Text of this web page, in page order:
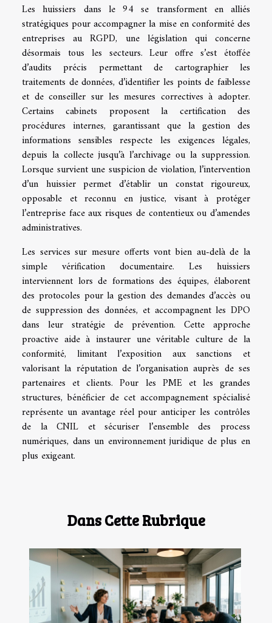
Les huissiers dans le 94 se transforment en alliés
stratégiques pour accompagner la mise en conformité des
entreprises au RGPD, une législation qui concerne
désormais tous les secteurs. Leur offre s’est étoffée
d’audits précis permettant de cartographier les
traitements de données, d’identifier les points de faiblesse
et de conseiller sur les mesures correctives à adopter.
Certains cabinets proposent la certification des
procédures internes, garantissant que la gestion des
informations sensibles respecte les exigences légales,
depuis la collecte jusqu’à l’archivage ou la suppression.
Lorsque survient une suspicion de violation, l’intervention
d’un huissier permet d’établir un constat rigoureux,
opposable et reconnu en justice, visant à protéger
l’entreprise face aux risques de contentieux ou d’amendes
administratives.
Les services sur mesure offerts vont bien au-delà de la
simple vérification documentaire. Les huissiers
interviennent lors de formations des équipes, élaborent
des protocoles pour la gestion des demandes d’accès ou
de suppression des données, et accompagnent les DPO
dans leur stratégie de prévention. Cette approche
proactive aide à instaurer une véritable culture de la
conformité, limitant l’exposition aux sanctions et
valorisant la réputation de l’organisation auprès de ses
partenaires et clients. Pour les PME et les grandes
structures, bénéficier de cet accompagnement spécialisé
représente un avantage réel pour anticiper les contrôles
de la CNIL et sécuriser l’ensemble des process
numériques, dans un environnement juridique de plus en
plus exigeant.
Dans Cette Rubrique